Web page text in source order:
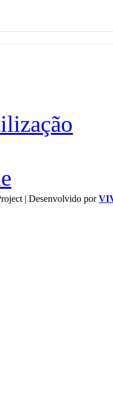
| Desenvolvido por